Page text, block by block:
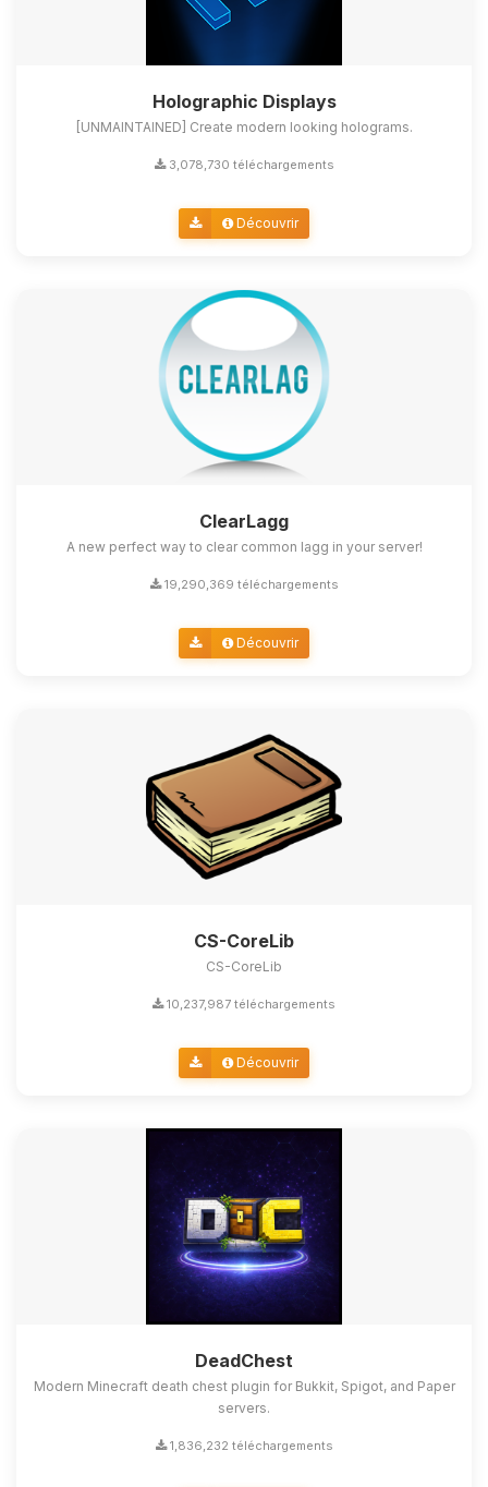
Holographic Displays
[UNMAINTAINED] Create modern looking holograms.
3,078,730 téléchargements
Découvrir
ClearLagg
A new perfect way to clear common lagg in your server!
19,290,369 téléchargements
Découvrir
CS-CoreLib
CS-CoreLib
10,237,987 téléchargements
Découvrir
DeadChest
Modern Minecraft death chest plugin for Bukkit, Spigot, and Paper
servers.
1,836,232 téléchargements